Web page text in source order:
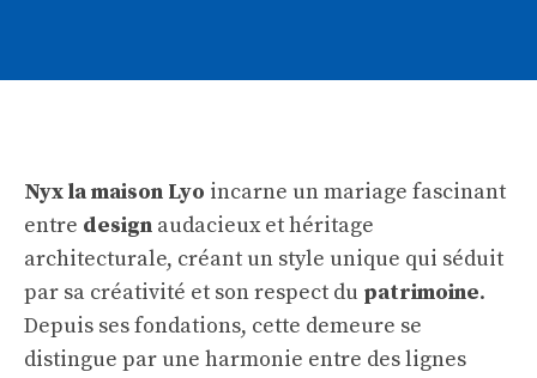
Nyx la maison Lyo incarne un mariage fascinant
entre design audacieux et héritage
architecturale, créant un style unique qui séduit
par sa créativité et son respect du patrimoine.
Depuis ses fondations, cette demeure se
distingue par une harmonie entre des lignes